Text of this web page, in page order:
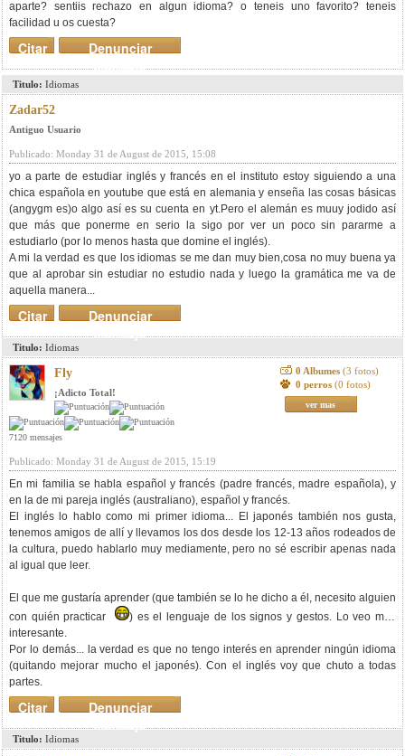
aparte? sentiis rechazo en algun idioma? o teneis uno favorito? teneis
facilidad u os cuesta?
Denunciar
mensaje
Citar
Titulo: Idiomas
Zadar52
Antiguo Usuario
Publicado: Monday 31 de August de 2015, 15:08
yo a parte de estudiar inglés y francés en el instituto estoy siguiendo a una
chica española en youtube que está en alemania y enseña las cosas básicas
(angygm es)o algo así es su cuenta en yt.Pero el alemán es muuy jodido así
que más que ponerme en serio la sigo por ver un poco sin pararme a
estudiarlo (por lo menos hasta que domine el inglés).
A mi la verdad es que los idiomas se me dan muy bien,cosa no muy buena ya
que al aprobar sin estudiar no estudio nada y luego la gramática me va de
aquella manera...
Denunciar
mensaje
Citar
Titulo: Idiomas
Fly
¡Adicto Total!
7120 mensajes
0 Albumes (3 fotos)
0 perros (0 fotos)
ver mas
Publicado: Monday 31 de August de 2015, 15:19
En mi familia se habla español y francés (padre francés, madre española), y
en la de mi pareja inglés (australiano), español y francés.
El inglés lo hablo como mi primer idioma... El japonés también nos gusta,
tenemos amigos de allí y llevamos los dos desde los 12-13 años rodeados de
la cultura, puedo hablarlo muy mediamente, pero no sé escribir apenas nada
al igual que leer.
El que me gustaría aprender (que también se lo he dicho a él, necesito alguien
con quién practicar
) es el lenguaje de los signos y gestos. Lo veo muy
interesante.
Por lo demás... la verdad es que no tengo interés en aprender ningún idioma
(quitando mejorar mucho el japonés). Con el inglés voy que chuto a todas
partes.
Denunciar
mensaje
Citar
Titulo: Idiomas